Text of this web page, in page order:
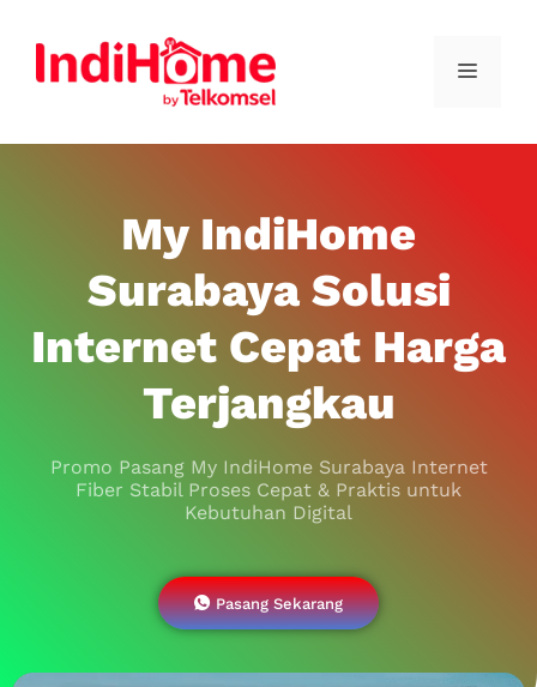
My IndiHome
Surabaya Solusi
Internet Cepat Harga
Terjangkau
Promo Pasang My IndiHome Surabaya Internet
Fiber Stabil Proses Cepat & Praktis untuk
Kebutuhan Digital
Pasang Sekarang